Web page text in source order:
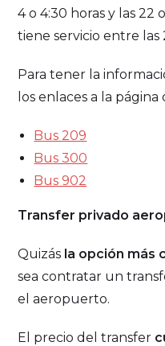
4 o 4:30 horas y las 22
tiene servicio entre las
Para tener la
los enlaces a la página
Bus 209
Bus 300
Bus 902
Transfer privado
Quizás la opción más
sea contratar un
el aeropuerto.
El precio del transfer